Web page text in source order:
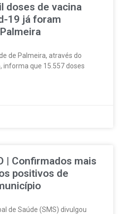
doses de vacina
19 já foram
de Palmeira, através do
informa que 15.557 doses
| Confirmados mais
positivos de
de Saúde (SMS) divulgou